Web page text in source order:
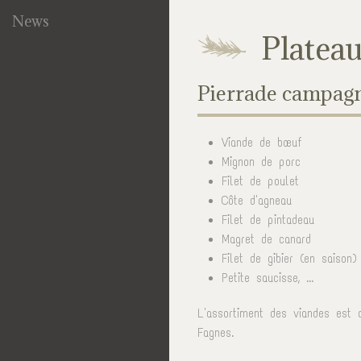
News
Pierrade
Viande de bœuf
Mignon de porc
Filet de poulet
Côte d'agneau
Filet de pintadeau
Magret de canard
Filet de gibier (en saison)
Petite saucisse, ...
L'assortiment des viandes
Fagnes.